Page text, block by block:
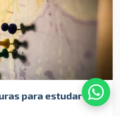
para estudar